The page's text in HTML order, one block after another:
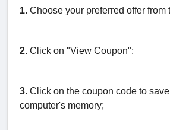
1. Choose your preferred offer from
2. Click on "View Coupon";
3. Click on the coupon code to
computer's memory;